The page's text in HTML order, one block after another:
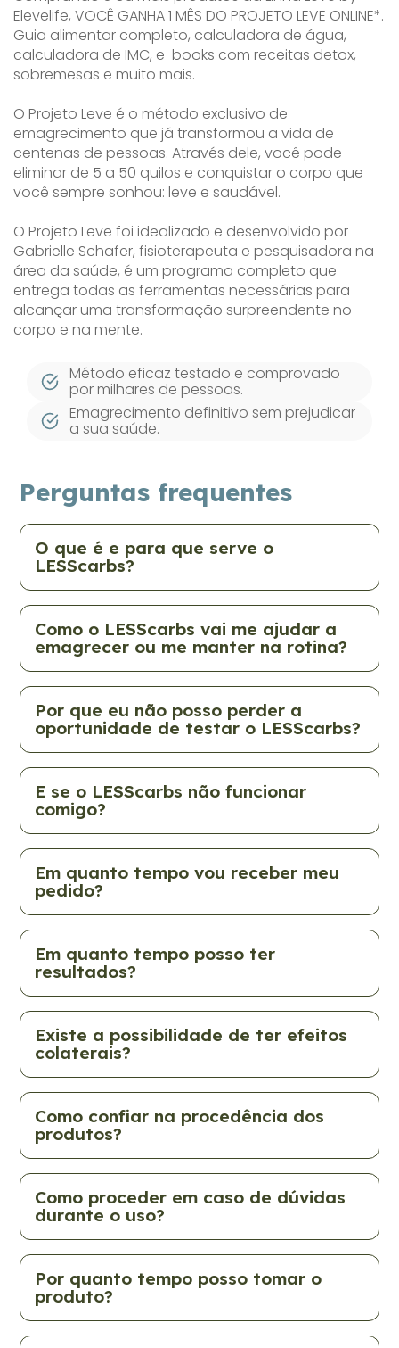
Elevelife, VOCÊ GANHA 1 MÊS DO PROJETO LEVE ONLINE*.
Guia alimentar completo, calculadora de água,
calculadora de IMC, e-books com receitas detox,
sobremesas e muito mais.
O Projeto Leve é o método exclusivo de
emagrecimento que já transformou a vida de
centenas de pessoas. Através dele, você pode
eliminar de 5 a 50 quilos e conquistar o corpo que
você sempre sonhou: leve e saudável.
O Projeto Leve foi idealizado e desenvolvido por
Gabrielle Schafer, fisioterapeuta e pesquisadora na
área da saúde, é um programa completo que
entrega todas as ferramentas necessárias para
alcançar uma transformação surpreendente no
corpo e na mente.
Método eficaz testado e comprovado
por milhares de pessoas.
Emagrecimento definitivo sem prejudicar
a sua saúde.
Perguntas frequentes
O que é e para que serve o
LESScarbs?
Como o LESScarbs vai me ajudar a
emagrecer ou me manter na rotina?
Por que eu não posso perder a
oportunidade de testar o LESScarbs?
E se o LESScarbs não funcionar
comigo?
Em quanto tempo vou receber meu
pedido?
Em quanto tempo posso ter
resultados?
Existe a possibilidade de ter efeitos
colaterais?
Como confiar na procedência dos
produtos?
Como proceder em caso de dúvidas
durante o uso?
Por quanto tempo posso tomar o
produto?